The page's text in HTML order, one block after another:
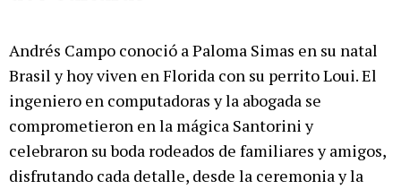
Andrés Campo conoció a Paloma Simas en su natal
Brasil y hoy viven en Florida con su perrito Loui. El
ingeniero en computadoras y la abogada se
comprometieron en la mágica Santorini y
celebraron su boda rodeados de familiares y amigos,
disfrutando cada detalle, desde la ceremonia y la